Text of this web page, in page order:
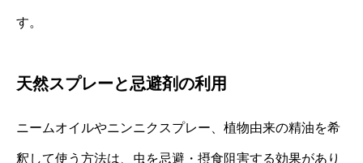
す。
天然スプレーと忌避剤の利用
ニームオイルやニンニクスプレー、植物由来の精油を希
釈して使う方法は、虫を忌避・摂食阻害する効果があり